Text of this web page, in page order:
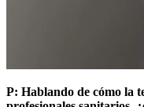
P: Hablando de cómo la